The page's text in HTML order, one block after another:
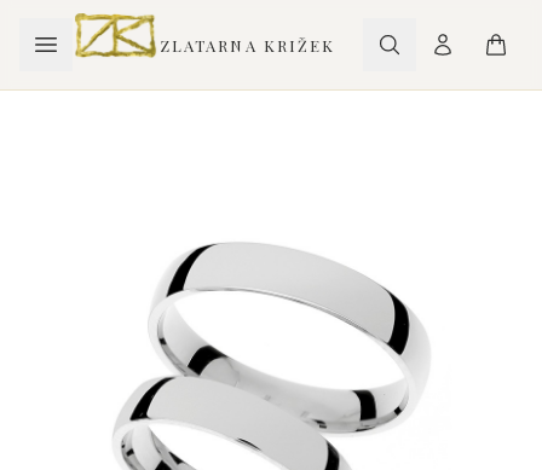
ZLATARNA KRIŽEK